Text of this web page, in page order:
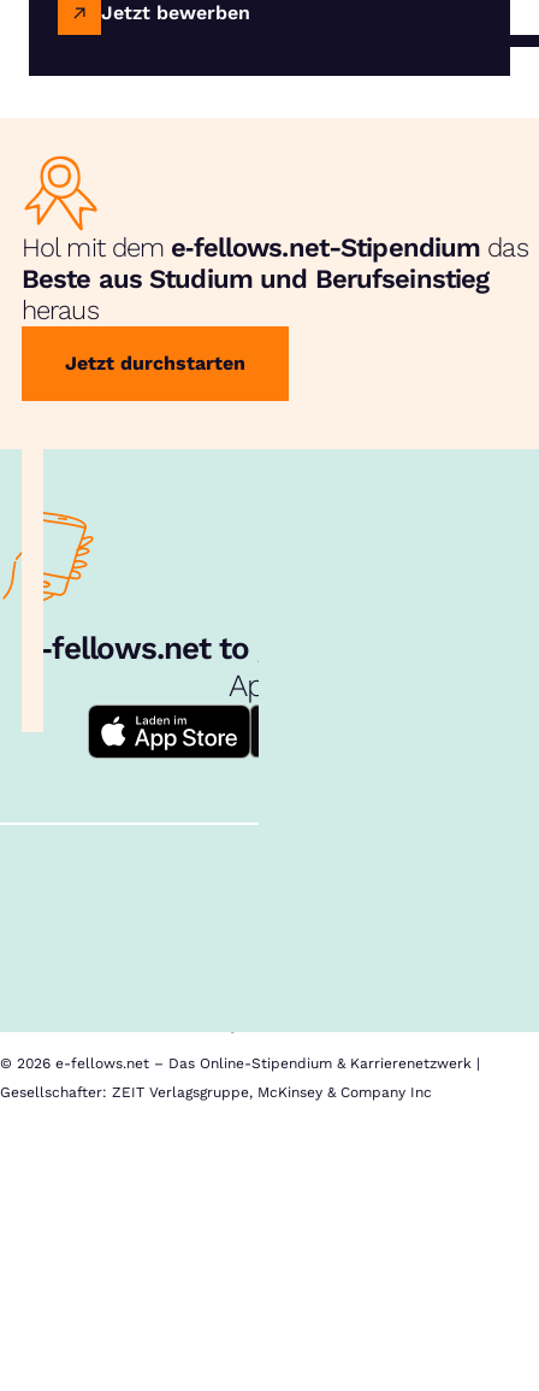
Jetzt bewerben
Hol mit dem e‑fellows.net-Stipendium das
Beste aus Studium und Berufseinstieg
heraus
Jetzt durchstarten
e‑fellows.net to go:
App!
© 2026 e-fellows.net – Das Online-Stipendium & Karrierenetzwerk |
Gesellschafter: ZEIT Verlagsgruppe, McKinsey & Company Inc